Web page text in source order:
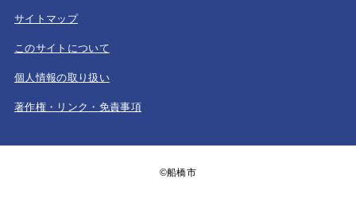
サイトマップ
このサイトについて
個人情報の取り扱い
著作権・リンク・免責事項
©船橋市